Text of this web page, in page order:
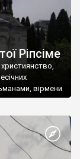
Ріпсіме
вірмени